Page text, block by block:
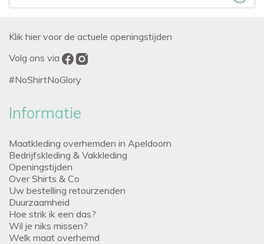
Klik hier voor de actuele openingstijden
Volg ons via
#NoShirtNoGlory
Informatie
Maatkleding overhemden in Apeldoorn
Bedrijfskleding & Vakkleding
Openingstijden
Over Shirts & Co
Uw bestelling retourzenden
Duurzaamheid
Hoe strik ik een das?
Wil je niks missen?
Welk maat overhemd